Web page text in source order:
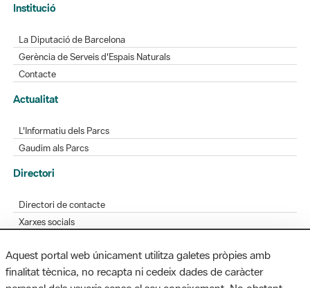
Institució
La Diputació de Barcelona
Gerència de Serveis d'Espais Naturals
Contacte
Actualitat
L'Informatiu dels Parcs
Gaudim als Parcs
Directori
Directori de contacte
Xarxes socials
Bústia de suggeriments
Opineu sobre els parcs
Aquest portal web únicament utilitza galetes pròpies amb
finalitat tècnica, no recapta ni cedeix dades de caràcter